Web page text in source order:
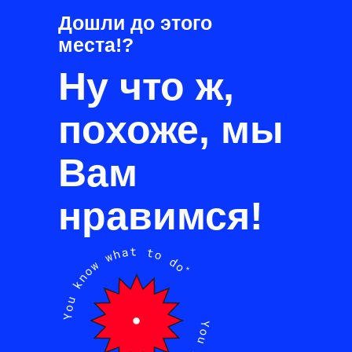
Ну что ж,
похоже, мы
Вам
нравимся!
Дошли до этого
места!?